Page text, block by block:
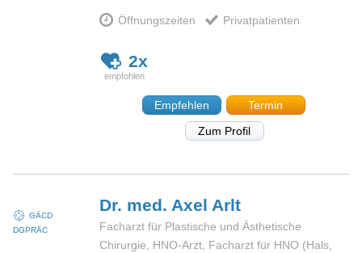
Öffnungszeiten Privatpatienten
2x
Empfehlen
Termin
Zum Profil
GÄCD
DGPRÄC
Dr. med. Axel Arlt
Facharzt für Plastische und Ästhetische
Chirurgie, HNO-Arzt, Facharzt für HNO (Hals,